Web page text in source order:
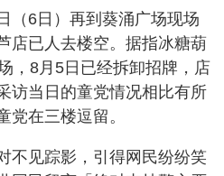
（6日）再到葵涌广场现场
店已人去楼空。据指冰糖葫
，8月5日已经拆卸招牌，店
访当日的童党情况相比有所
党在三楼逗留。
不见踪影，引得网民纷纷笑